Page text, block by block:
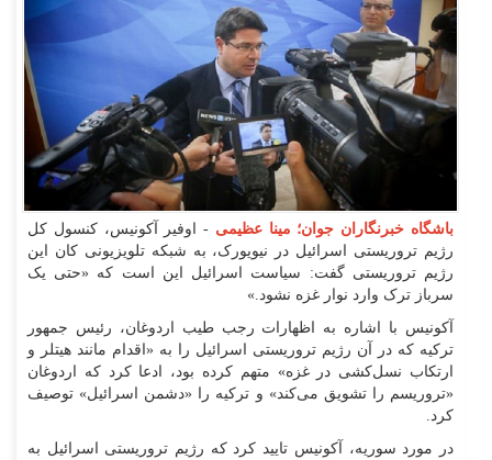
باشگاه خبرنگاران جوان؛ مینا عظیمی - اوفیر آکونیس، کنسول کل
رژیم تروریستی اسرائیل در نیویورک، به شبکه تلویزیونی کان این
رژیم تروریستی گفت: سیاست اسرائیل این است که «حتی یک
سرباز ترک وارد نوار غزه نشود.»
آکونیس با اشاره به اظهارات رجب طیب اردوغان، رئیس جمهور
ترکیه که در آن رژیم تروریستی اسرائیل را به «اقدام مانند هیتلر و
ارتکاب نسل‌کشی در غزه» متهم کرده بود، ادعا کرد که اردوغان
«تروریسم را تشویق می‌کند» و ترکیه را «دشمن اسرائیل» توصیف
کرد.
در مورد سوریه، آکونیس تایید کرد که رژیم تروریستی اسرائیل به